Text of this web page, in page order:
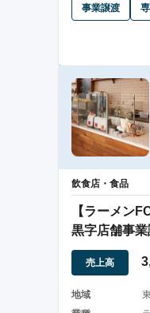
事業譲渡
飲食店・食品
【ラーメン
黒字店舗事
売上高
地域